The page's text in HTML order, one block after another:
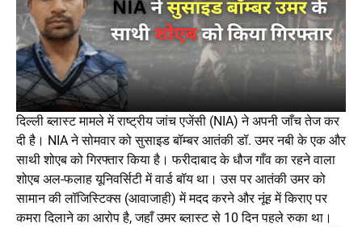
दिल्ली ब्लास्ट मामले में राष्ट्रीय जांच एजेंसी (NIA) ने अपनी जाँच तेज कर
दी है। NIA ने सोमवार को सुसाइड बॉम्बर आतंकी डॉ. उमर नबी के एक और
साथी शोएब को गिरफ्तार किया है। फरीदाबाद के धौज गाँव का रहने वाला
शोएब अल-फलाह यूनिवर्सिटी में वार्ड बॉय था। उस पर आतंकी उमर को
सामान की लॉजिस्टिक्स (आवाजाही) में मदद करने और नूंह में किराए पर
कमरा दिलाने का आरोप है, जहाँ उमर ब्लास्ट से 10 दिन पहले रुका था।